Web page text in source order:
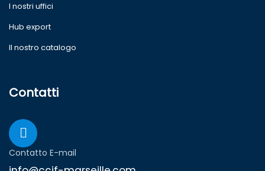
I nostri uffici
Hub export
Il nostro catalogo
Contatti
Contatto E-mail